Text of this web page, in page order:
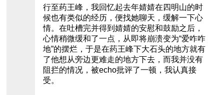
行至药王峰，我回忆起去年婧婧在四明山的时
候也有类似的经历，便找她聊天，缓解一下心
情。在吐槽完并得到婧婧的安慰和鼓励之后，
心情稍微缓和了一点，从即将崩溃变为“爱咋咋
地”的摆烂，于是在药王峰下大石头的地方就有
了他想从旁边更难走的地方下去，而我并没有
阻拦的情况，被echo批评了一顿，我认真接
受。